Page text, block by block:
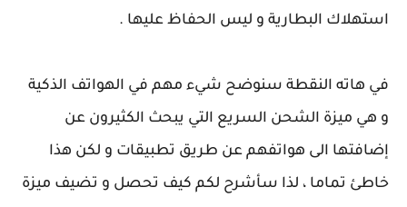
استهلاك البطارية و ليس الحفاظ عليها .
في هاته النقطة سنوضح شيء مهم في الهواتف الذكية
و هي ميزة الشحن السريع التي يبحث الكثيرون عن
إضافتها الى هواتفهم عن طريق تطبيقات و لكن هذا
خاطئ تماما ، لذا سأشرح لكم كيف تحصل و تضيف ميزة